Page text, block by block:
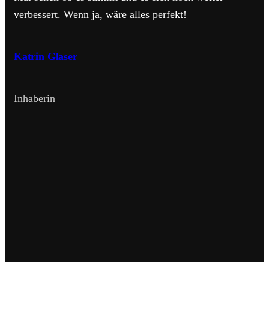
verbessert. Wenn ja, wäre alles perfekt!
Katrin Glaser
Inhaberin